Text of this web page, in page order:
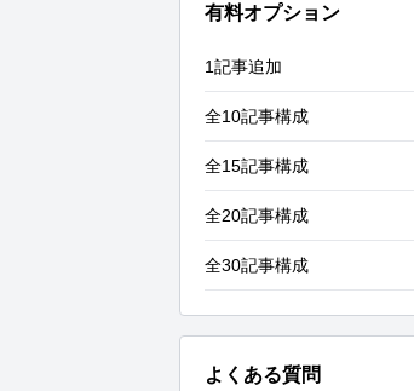
有料オプション
1記事追加
全10記事構成
全15記事構成
全20記事構成
全30記事構成
よくある質問